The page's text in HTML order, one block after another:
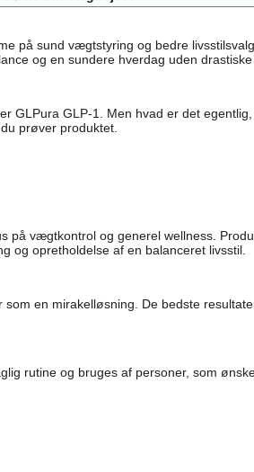
på sund vægtstyring og bedre
og en sundere hverdag uden
GLPura GLP-1. Men hvad er det
prøver produktet.
på vægtkontrol og generel wellness.
og opretholdelse af en balanceret livsstil.
en mirakelløsning. De bedste
rutine og bruges af personer, som